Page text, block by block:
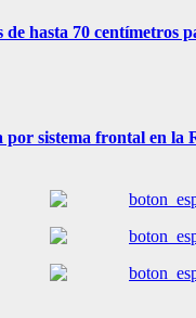
hasta 70 centímetros
sistema frontal en la